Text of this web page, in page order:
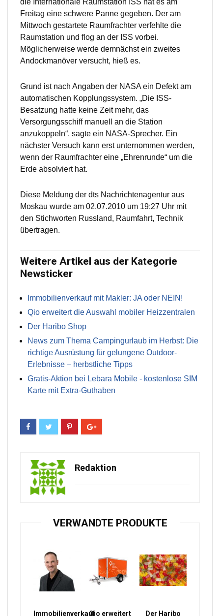
die Internationale Raumstation ISS hat es am
Freitag eine schwere Panne gegeben. Der am
Mittwoch gestartete Raumfrachter verfehlte die
Raumstation und flog an der ISS vorbei.
Möglicherweise werde demnächst ein zweites
Andockmanöver versucht, hieß es.
Grund ist nach Angaben der NASA ein Defekt am
automatischen Kopplungssystem. „Die ISS-
Besatzung hatte keine Zeit mehr, das
Versorgungsschiff manuell an die Station
anzukoppeln“, sagte ein NASA-Sprecher. Ein
nächster Versuch kann erst unternommen werden,
wenn der Raumfrachter eine „Ehrenrunde“ um die
Erde absolviert hat.
Diese Meldung der dts Nachrichtenagentur aus
Moskau wurde am 02.07.2010 um 19:27 Uhr mit
den Stichworten Russland, Raumfahrt, Technik
übertragen.
Weitere Artikel aus der Kategorie
Newsticker
Immobilienverkauf mit Makler: JA oder NEIN!
Qio erweitert die Auswahl mobiler Heizzentralen
Der Haribo Shop
News zum Thema Campingurlaub im Herbst: Die
richtige Ausrüstung für gelungene Outdoor-
Erlebnisse – herbstliche Tipps
Gratis-Aktion bei Lebara Mobile - kostenlose SIM
Karte mit Extra-Guthaben
Redaktion
VERWANDTE PRODUKTE
ImmobilienverkaufQio erweitert Der Haribo